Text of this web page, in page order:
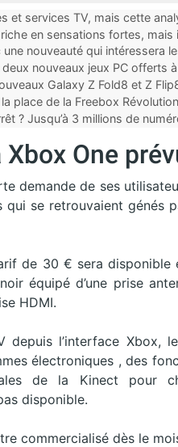
et services TV, mais cette
en sensations fortes, mais
nouveauté qui intéressera
nouveaux jeux PC offerts
Galaxy Z Fold8 et Z
place de la Freebox
? Jusqu’à 3 millions de
One
demande de ses
se retrouvaient génés
de 30 € sera disponible
équipé d’une prise
HDMI.
l’interface Xbox,
électroniques , des
de la Kinect pour
disponible.
commercialisé dès le